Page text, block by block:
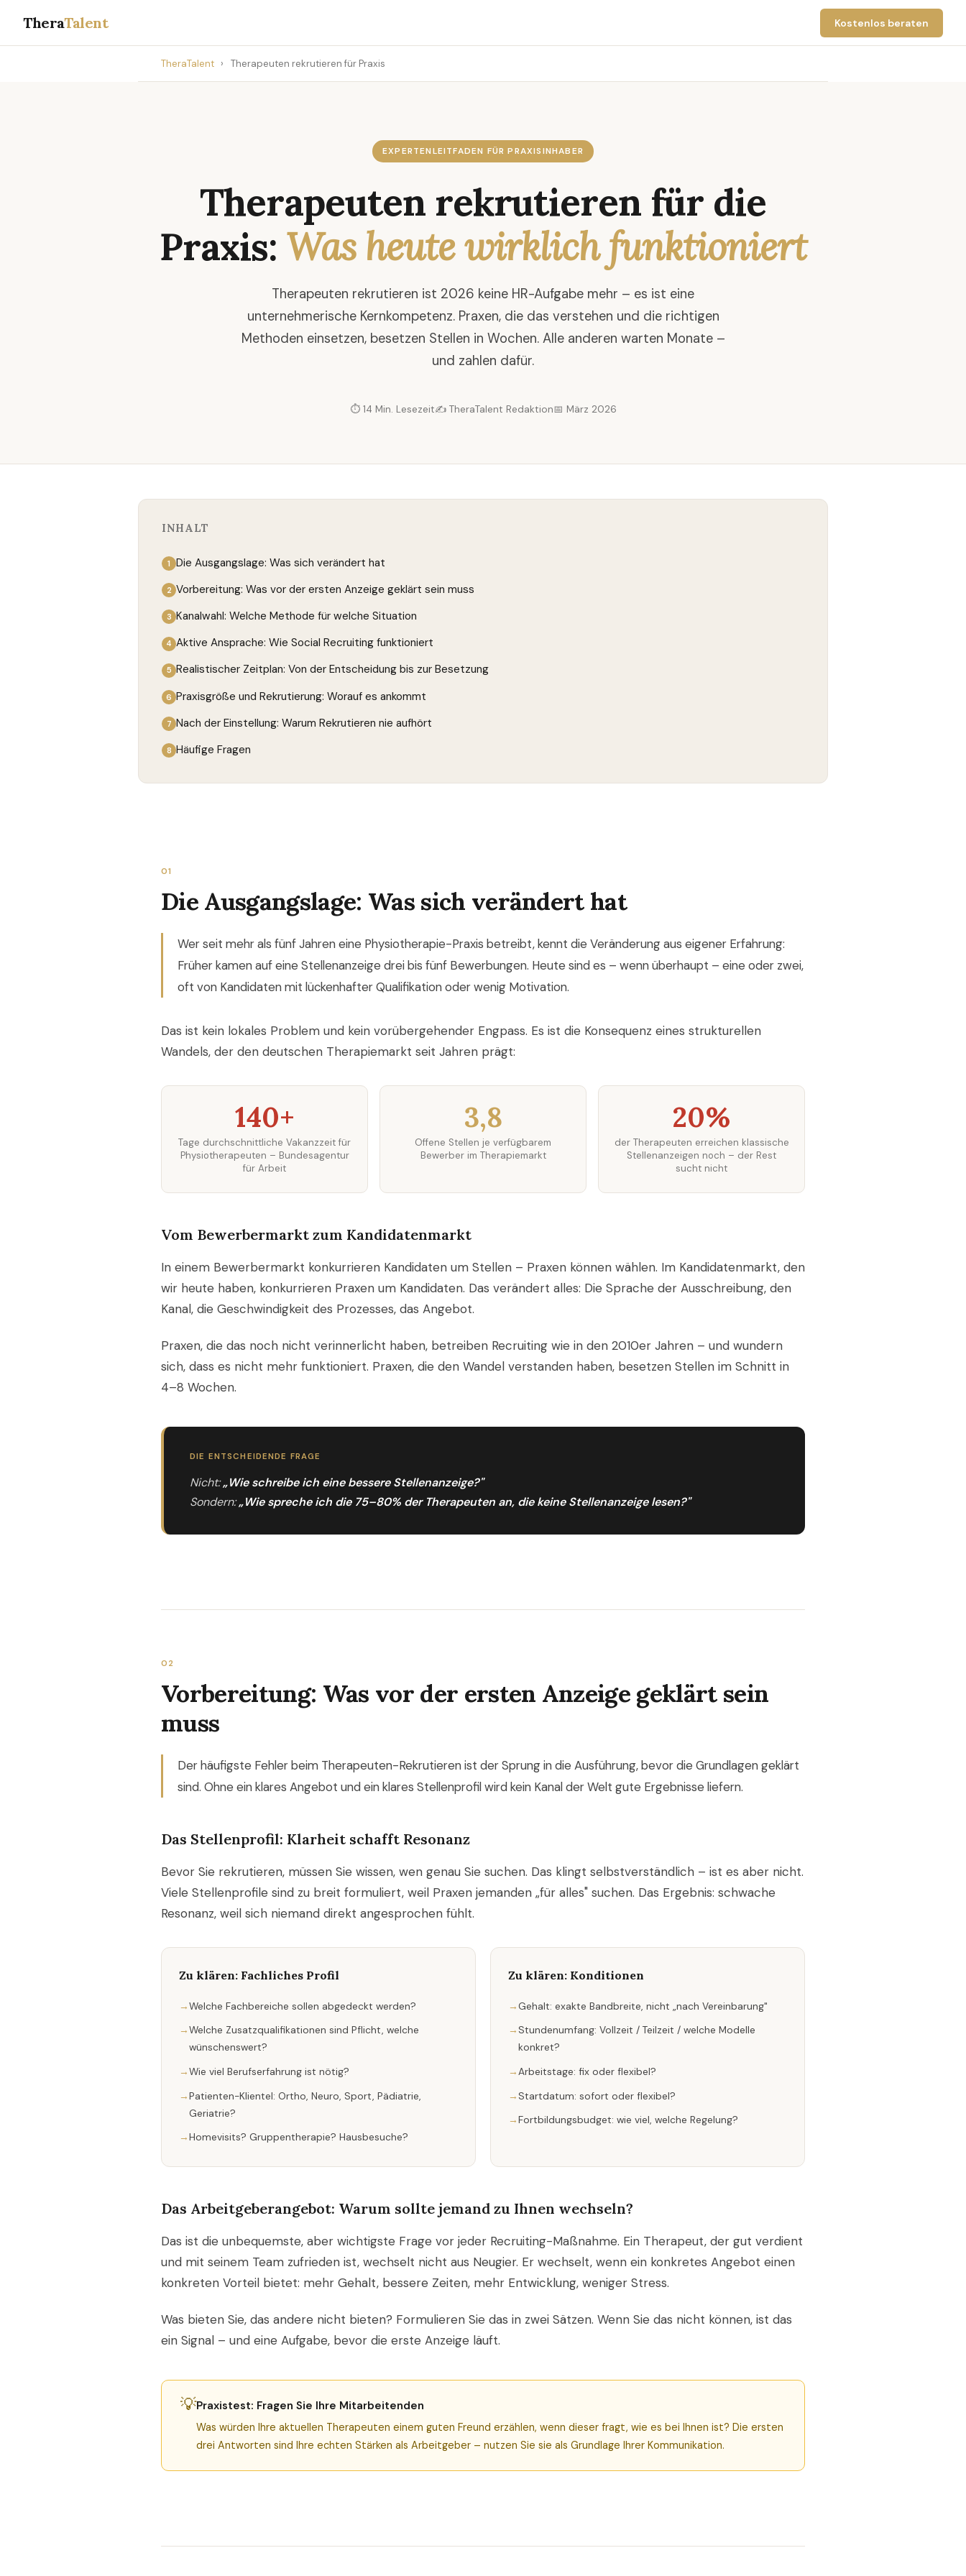
TheraTalent Kostenlos beraten
TheraTalent › Therapeuten rekrutieren für Praxis
EXPERTENLEITFADEN FÜR PRAXISINHABER
Therapeuten rekrutieren für die
Praxis: Was heute wirklich funktioniert
Therapeuten rekrutieren ist 2026 keine HR-Aufgabe mehr – es ist eine
unternehmerische Kernkompetenz. Praxen, die das verstehen und die richtigen
Methoden einsetzen, besetzen Stellen in Wochen. Alle anderen warten Monate –
und zahlen dafür.
⏱ 14 Min. Lesezeit✍️ TheraTalent Redaktion📅 März 2026
INHALT
Die Ausgangslage: Was sich verändert hat
Vorbereitung: Was vor der ersten Anzeige geklärt sein muss
Kanalwahl: Welche Methode für welche Situation
Aktive Ansprache: Wie Social Recruiting funktioniert
Realistischer Zeitplan: Von der Entscheidung bis zur Besetzung
Praxisgröße und Rekrutierung: Worauf es ankommt
Nach der Einstellung: Warum Rekrutieren nie aufhört
Häufige Fragen
01
Die Ausgangslage: Was sich verändert hat
Wer seit mehr als fünf Jahren eine Physiotherapie-Praxis betreibt, kennt die Veränderung aus eigener Erfahrung:
Früher kamen auf eine Stellenanzeige drei bis fünf Bewerbungen. Heute sind es – wenn überhaupt – eine oder zwei,
oft von Kandidaten mit lückenhafter Qualifikation oder wenig Motivation.
Das ist kein lokales Problem und kein vorübergehender Engpass. Es ist die Konsequenz eines strukturellen
Wandels, der den deutschen Therapiemarkt seit Jahren prägt:
140+
Tage durchschnittliche Vakanzzeit für
Physiotherapeuten – Bundesagentur
für Arbeit
3,8
Offene Stellen je verfügbarem
Bewerber im Therapiemarkt
20%
der Therapeuten erreichen klassische
Stellenanzeigen noch – der Rest
sucht nicht
Vom Bewerbermarkt zum Kandidatenmarkt
In einem Bewerbermarkt konkurrieren Kandidaten um Stellen – Praxen können wählen. Im Kandidatenmarkt, den
wir heute haben, konkurrieren Praxen um Kandidaten. Das verändert alles: Die Sprache der Ausschreibung, den
Kanal, die Geschwindigkeit des Prozesses, das Angebot.
Praxen, die das noch nicht verinnerlicht haben, betreiben Recruiting wie in den 2010er Jahren – und wundern
sich, dass es nicht mehr funktioniert. Praxen, die den Wandel verstanden haben, besetzen Stellen im Schnitt in
4–8 Wochen.
DIE ENTSCHEIDENDE FRAGE
Nicht:„Wie schreibe ich eine bessere Stellenanzeige?"
Sondern:„Wie spreche ich die 75–80% der Therapeuten an, die keine Stellenanzeige lesen?"
02
Vorbereitung: Was vor der ersten Anzeige geklärt sein
muss
Der häufigste Fehler beim Therapeuten-Rekrutieren ist der Sprung in die Ausführung, bevor die Grundlagen geklärt
sind. Ohne ein klares Angebot und ein klares Stellenprofil wird kein Kanal der Welt gute Ergebnisse liefern.
Das Stellenprofil: Klarheit schafft Resonanz
Bevor Sie rekrutieren, müssen Sie wissen, wen genau Sie suchen. Das klingt selbstverständlich – ist es aber nicht.
Viele Stellenprofile sind zu breit formuliert, weil Praxen jemanden „für alles" suchen. Das Ergebnis: schwache
Resonanz, weil sich niemand direkt angesprochen fühlt.
Zu klären: Fachliches Profil
Welche Fachbereiche sollen abgedeckt werden?
Welche Zusatzqualifikationen sind Pflicht, welche
wünschenswert?
Wie viel Berufserfahrung ist nötig?
Patienten-Klientel: Ortho, Neuro, Sport, Pädiatrie,
Geriatrie?
Homevisits? Gruppentherapie? Hausbesuche?
Zu klären: Konditionen
Gehalt: exakte Bandbreite, nicht „nach Vereinbarung"
Stundenumfang: Vollzeit / Teilzeit / welche Modelle
konkret?
Arbeitstage: fix oder flexibel?
Startdatum: sofort oder flexibel?
Fortbildungsbudget: wie viel, welche Regelung?
Das Arbeitgeberangebot: Warum sollte jemand zu Ihnen wechseln?
Das ist die unbequemste, aber wichtigste Frage vor jeder Recruiting-Maßnahme. Ein Therapeut, der gut verdient
und mit seinem Team zufrieden ist, wechselt nicht aus Neugier. Er wechselt, wenn ein konkretes Angebot einen
konkreten Vorteil bietet: mehr Gehalt, bessere Zeiten, mehr Entwicklung, weniger Stress.
Was bieten Sie, das andere nicht bieten? Formulieren Sie das in zwei Sätzen. Wenn Sie das nicht können, ist das
ein Signal – und eine Aufgabe, bevor die erste Anzeige läuft.
💡Praxistest: Fragen Sie Ihre Mitarbeitenden
Was würden Ihre aktuellen Therapeuten einem guten Freund erzählen, wenn dieser fragt, wie es bei Ihnen ist? Die ersten
drei Antworten sind Ihre echten Stärken als Arbeitgeber – nutzen Sie sie als Grundlage Ihrer Kommunikation.